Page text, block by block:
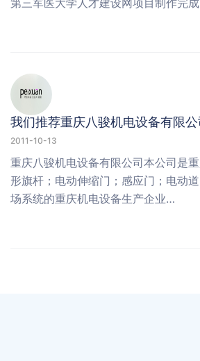
我们推荐重庆八骏机电设备有限公
2011-10-13
重庆八骏机电设备有限公司本公司是
形旗杆；电动伸缩门；感应门；电动
场系统的重庆机电设备生产企业…